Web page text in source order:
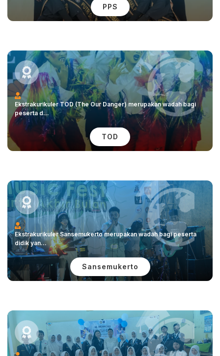
PPS
Ekstrakurikuler TOD (The Our Danger) merupakan wadah bagi
peserta d...
TOD
Ekstrakurikuler Sansemukerto merupakan wadah bagi peserta
didik yan...
Sansemukerto